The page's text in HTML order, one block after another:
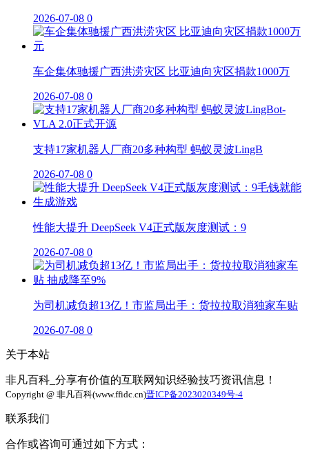
2026-07-08 0
车企集体驰援广西洪涝灾区 比亚迪向灾区捐款1000万
2026-07-08 0
支持17家机器人厂商20多种构型 蚂蚁灵波LingB
2026-07-08 0
性能大提升 DeepSeek V4正式版灰度测试：9
2026-07-08 0
为司机减负超13亿！市监局出手：货拉拉取消独家车贴
2026-07-08 0
关于本站
非凡百科_分享有价值的互联网知识经验技巧资讯信息！
Copyright @ 非凡百科(www.ffidc.cn)晋ICP备2023020349号-4
联系我们
合作或咨询可通过如下方式：